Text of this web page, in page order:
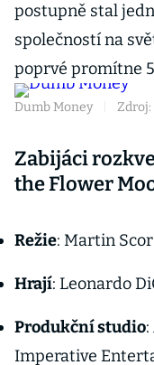
postupně stal
společností na
poprvé promítne
Dumb Money
Zabijáci
the Flower
Režie: Martin
Hrají: Leonardo
Produkční studio
Imperative